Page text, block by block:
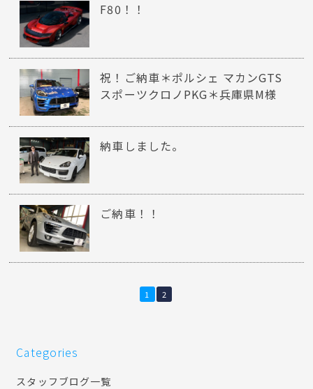
F80！！
祝！ご納車＊ポルシェ マカンGTS
スポーツクロノPKG＊兵庫県M様
納車しました。
ご納車！！
1 2
Categories
スタッフブログ一覧